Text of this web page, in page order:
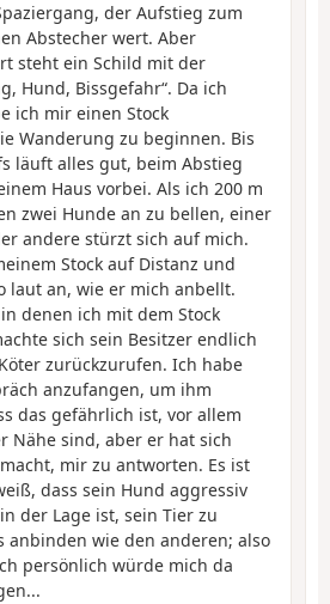
der Aufstieg zum
Abstecher wert. Aber
steht ein Schild mit der
Hund, Bissgefahr“. Da ich
ich mir einen Stock
Wanderung zu beginnen. Bis
läuft alles gut, beim Abstieg
Haus vorbei. Als ich 200 m
zwei Hunde an zu bellen, einer
andere stürzt sich auf mich.
Stock auf Distanz und
laut an, wie er mich anbellt.
denen ich mit dem Stock
sich sein Besitzer endlich
zurückzurufen. Ich habe
anzufangen, um ihm
das gefährlich ist, vor allem
Nähe sind, aber er hat sich
mir zu antworten. Es ist
dass sein Hund aggressiv
der Lage ist, sein Tier zu
anbinden wie den anderen; also
persönlich würde mich da